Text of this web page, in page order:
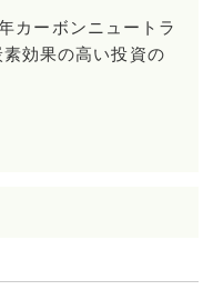
カーボンニュートラ
効果の高い投資の